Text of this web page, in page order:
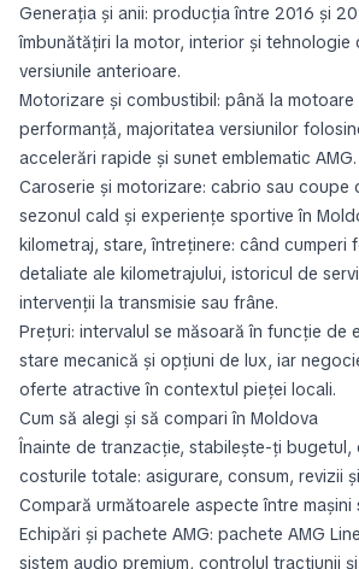
Generația și anii: producția între 2016 și
îmbunătățiri la motor, interior și tehnologie
versiunile anterioare.
Motorizare și combustibil: până la
performanță, majoritatea versiunilor
accelerări rapide și sunet emblematic AMG.
Caroserie și motorizare: cabrio sau coupe
sezonul cald și experiențe sportive în
kilometraj, stare, întreținere: când cumperi
detaliate ale kilometrajului, istoricul de
intervenții la transmisie sau frâne.
Prețuri: intervalul se măsoară în funcție de
stare mecanică și opțiuni de lux, iar
oferte atractive în contextul pieței locali.
Cum să alegi și să compari în Moldova
Înainte de tranzacție, stabilește-ți bugetul,
costurile totale: asigurare, consum, revizii
Compară următoarele aspecte între mașini
Echipări și pachete AMG: pachete AMG
sistem audio premium, controlul tracțiunii